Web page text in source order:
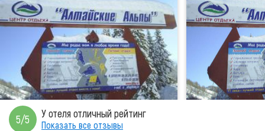
5/5 У отеля отличный рейтинг
Показать все отзывы